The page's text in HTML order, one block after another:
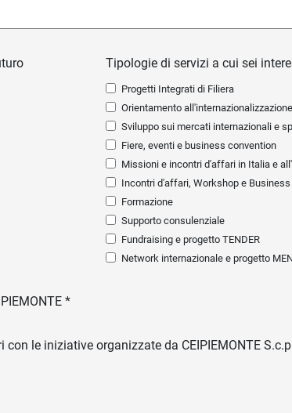
Tipologie di servizi a cui sei
Progetti Integrati di Filiera
Orientamento
Sviluppo sui mercati internazionali e
Fiere, eventi e business convention
Missioni e incontri d'affari in Italia e
Incontri d'affari, Workshop e Business
Formazione
Supporto consulenziale
Fundraising e progetto TENDER
Network internazionale e progetto
*
le iniziative organizzate da CEIPIEMONTE